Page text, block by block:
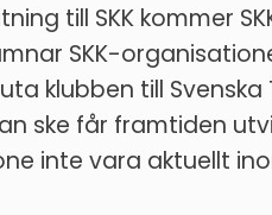
till SKK kommer
SKK-
klubben till Svenska
ske får framtiden
inte vara aktuellt